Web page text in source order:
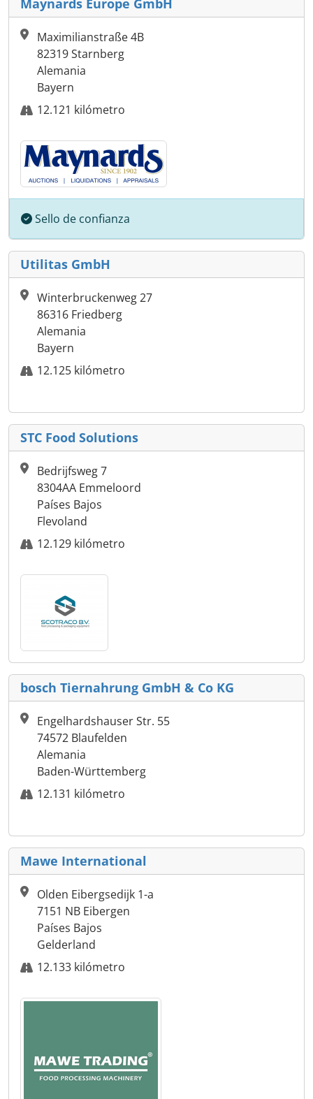
Maynards Europe GmbH
Maximilianstraße 4B
82319 Starnberg
Alemania
Bayern
12.121 kilómetro
Sello de confianza
Utilitas GmbH
Winterbruckenweg 27
86316 Friedberg
Alemania
Bayern
12.125 kilómetro
STC Food Solutions
Bedrijfsweg 7
8304AA Emmeloord
Países Bajos
Flevoland
12.129 kilómetro
bosch Tiernahrung GmbH & Co KG
Engelhardshauser Str. 55
74572 Blaufelden
Alemania
Baden-Württemberg
12.131 kilómetro
Mawe International
Olden Eibergsedijk 1-a
7151 NB Eibergen
Países Bajos
Gelderland
12.133 kilómetro